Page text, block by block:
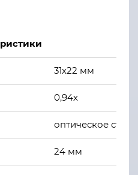
31х22 мм
0,94х
оптическое
24 мм